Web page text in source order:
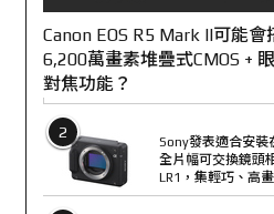
Canon EOS R5 Mark II可能會
6,200萬畫素堆疊式CMOS +
對焦功能？
2
Sony發表適合安裝
全片幅可交換鏡頭
LR1，集輕巧、高